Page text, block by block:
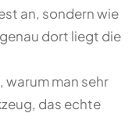
an, sondern wie
dort liegt die
warum man sehr
das echte